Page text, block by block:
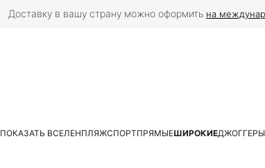
Доставку в вашу страну можно оформить на
ПОКАЗАТЬ ВСЕЛЕНПЛЯЖСПОРТПРЯМЫЕШИРОКИЕДЖОГГЕРЫ